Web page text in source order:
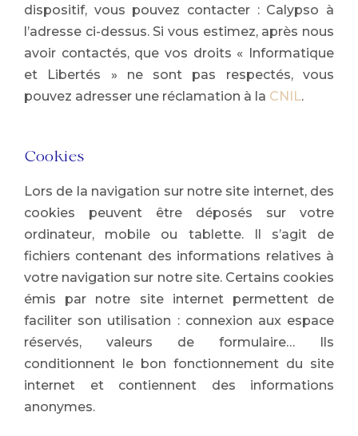
dispositif, vous pouvez contacter : Calypso à
l’adresse ci-dessus. Si vous estimez, après nous
avoir contactés, que vos droits « Informatique
et Libertés » ne sont pas respectés, vous
pouvez adresser une réclamation à la CNIL.
Cookies
Lors de la navigation sur notre site internet, des
cookies peuvent être déposés sur votre
ordinateur, mobile ou tablette. Il s’agit de
fichiers contenant des informations relatives à
votre navigation sur notre site. Certains cookies
émis par notre site internet permettent de
faciliter son utilisation : connexion aux espace
réservés, valeurs de formulaire… Ils
conditionnent le bon fonctionnement du site
internet et contiennent des informations
anonymes.